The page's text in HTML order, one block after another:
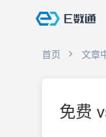
首页 文章
免费